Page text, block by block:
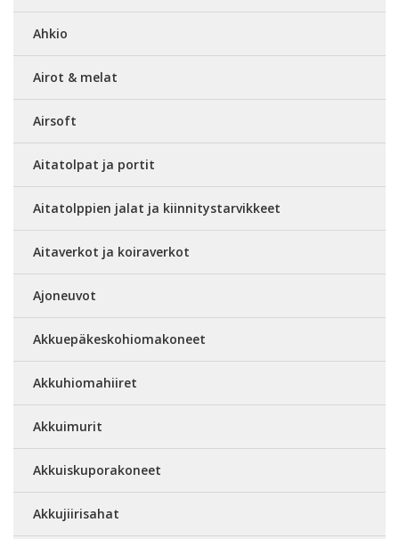
Ahkio
Airot & melat
Airsoft
Aitatolpat ja portit
Aitatolppien jalat ja kiinnitystarvikkeet
Aitaverkot ja koiraverkot
Ajoneuvot
Akkuepäkeskohiomakoneet
Akkuhiomahiiret
Akkuimurit
Akkuiskuporakoneet
Akkujiirisahat